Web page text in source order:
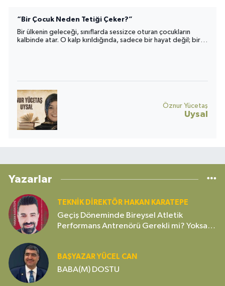
“Bir Çocuk Neden Tetiği Çeker?”
Bir ülkenin geleceği, sınıflarda sessizce oturan çocukların
kalbinde atar. O kalp kırıldığında, sadece bir hayat değil; bir
Öznur Yücetaş
Uysal
Yazarlar
TEKNIK DIREKTÖR HAKAN KARATEPE
Geçiş Döneminde Bireysel Atletik
Performans Antrenörü Gerekli mi? Yoksa
BAŞYAZAR YÜCEL CAN
BABA(M) DOSTU